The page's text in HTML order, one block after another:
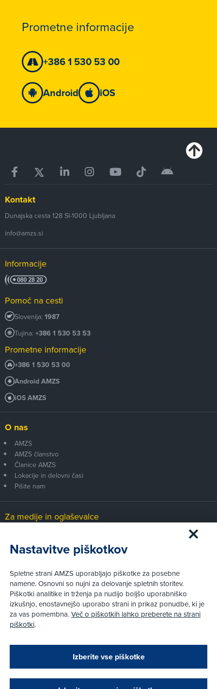
Zapri
Podarjamo vam 10 €!
Obstoječi in novi AMZS člani, ki boste v AMZS
opravili registracijo vozila, boste prejeli
Prometne informacije
+386 1 530 53 00
Android iOS
Kontakt
Dunajska cesta 128 SI-1000 Ljubljana
info@amzs.si
Informacije
Pomoč na cesti
Slovenija: 1987
Tujina: +386 1 530 53 53
Prometne informacije
+386 1 530 53 00
Android AMZS
iOS AMZS
O nas
AMZS
AMZS članstvo
Članice AMZS
Lokacije in delovni časi
Pišite nam
Za medije in oglaševalce
Piškotki
Politika zasebnosti
Informacije o obdelavi osebnih podatkov - videonadzor
Pravno obvestilo
Izvensodno reševanje potrošniških sporov
Cenik članstva AMZS
Pri spletni včlanitvi so podprta naslednja plačilna sredstva:
Nastavitve piškotkov
Spletne strani AMZS uporabljajo piškotke za posebne
namene. Osnovni so nujni za delovanje spletnih storitev.
Piškotki analitike in trženja pa nudijo boljšo uporabniško
izkušnjo, enostavnejšo uporabo strani in prikaz ponudbe, ki je
za vas pomembna.Več o piškotkih lahko preberete na strani
piškotki.
Izberite vse piškotke